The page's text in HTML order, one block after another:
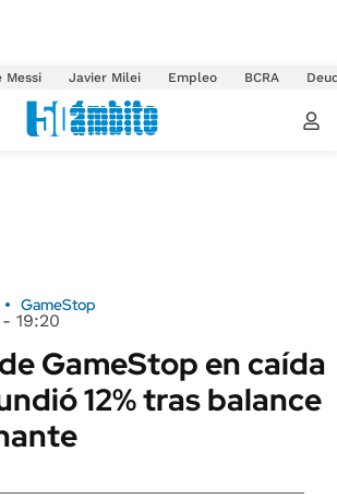
Messi Javier Milei Empleo BCRA
GameStop
19:20
GameStop en caída
12% tras balance